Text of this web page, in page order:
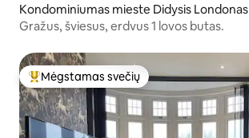
Kondominiumas mieste Didysis Londonas
Gražus, šviesus, erdvus 1 lovos butas.
Svečių mėgstamiausias
Mėgstamas svečių